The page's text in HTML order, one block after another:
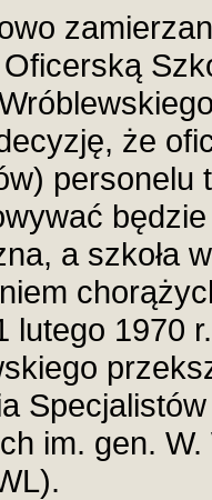
że
personelu
a szkoła
lutego 1970
im. gen.